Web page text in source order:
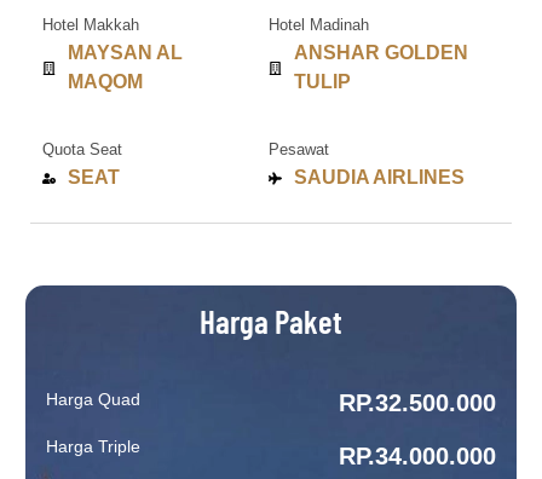
Hotel Makkah
MAYSAN AL
MAQOM
Hotel Madinah
ANSHAR GOLDEN
TULIP
Quota Seat
SEAT
Pesawat
SAUDIA AIRLINES
Harga Paket
Harga Quad
Harga Triple
RP.32.500.000
RP.34.000.000